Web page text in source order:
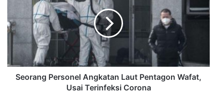
Seorang Personel Angkatan Laut Pentagon Wafat,
Usai Terinfeksi Corona